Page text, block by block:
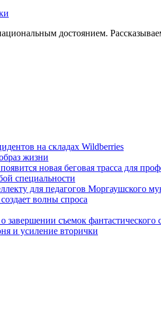
достоянием.
на складах Wildberries
жизни
новая беговая трасса для
специальности
для педагогов Моргаушского
волны спроса
съемок фантастического
и усиление вторички